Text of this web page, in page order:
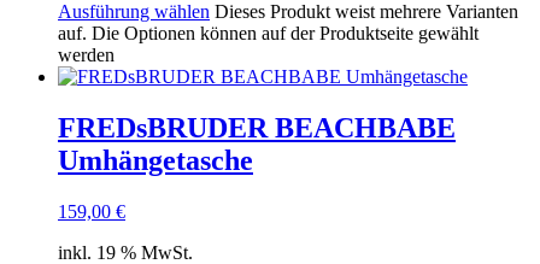
Ausführung wählen Dieses Produkt weist mehrere Varianten
auf. Die Optionen können auf der Produktseite gewählt
werden
FREDsBRUDER BEACHBABE
Umhängetasche
159,00 €
inkl. 19 % MwSt.